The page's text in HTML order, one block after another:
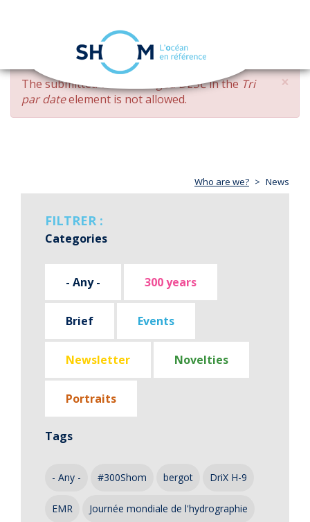
Skip
main
content
navigation
×
ERROR
MESSAGE
The submitted value changed DESCin the Tri
par dateelement is not allowed.
Who are we? News
FILTRER :
Categories
- Any - 300 years
Brief Events
Newsletter Novelties
Portraits
Tags
- Any - #300Shom bergot DriX H-9
EMR Journée mondiale de l'hydrographie